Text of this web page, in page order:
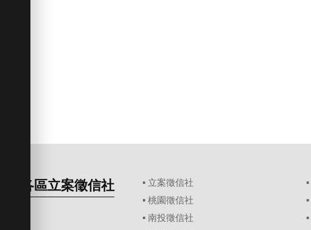
各區立案徵信社 ▪ 立案徵信社 ▪
▪ 桃園徵信社 ▪
▪ 南投徵信社 ▪